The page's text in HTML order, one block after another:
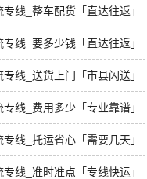
线_整车配货「直达往返」
线_要多少钱「直达往返」
线_送货上门「市县闪送」
线_费用多少「专业靠谱」
线_托运省心「需要几天」
线_准时准点「专线快运」